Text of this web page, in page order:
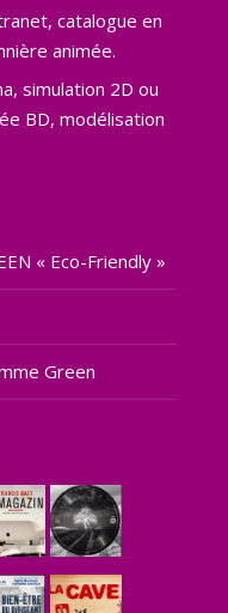
catalogue en
animée.
simulation 2D ou
BD, modélisation
« Eco-Friendly »
Green